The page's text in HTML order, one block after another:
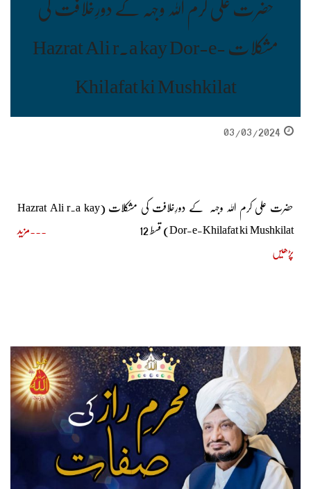
حضرت علی کرم اللہ وجہہ کے دورِخلافت کی
مشکلات Hazrat Ali r.a kay Dor-e-
Khilafat ki Mushkilat
03/03/2024
حضرت علی کرم اللہ وجہہ کے دورِخلافت کی مشکلات (Hazrat Ali r.a kay
Dor-e-Khilafat ki Mushkilat) قسط 12 مزید
پڑھیں